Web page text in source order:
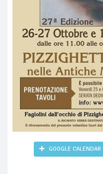
GOOGLE CALENDAR